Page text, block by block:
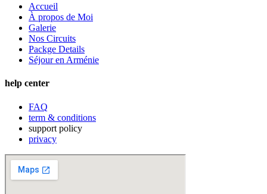
Accueil
À propos de Moi
Galerie
Nos Circuits
Packge Details
Séjour en Arménie
help center
FAQ
term & conditions
support policy
privacy